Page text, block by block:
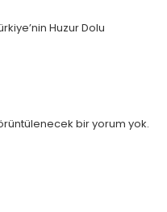
Huzur Dolu
bir yorum yok.